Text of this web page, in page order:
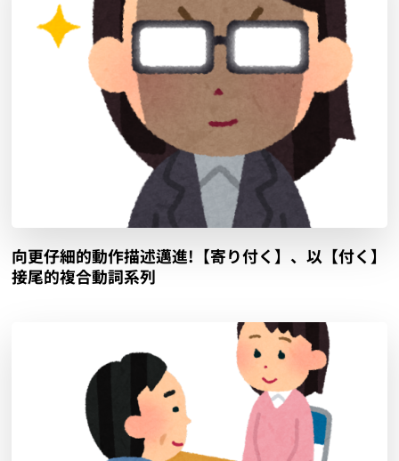
向更仔細的動作描述邁進!【ぶっ飛ばす】、以【飛ば
す】接尾的複合動詞系列